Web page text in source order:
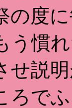
度
う慣
説
ろで